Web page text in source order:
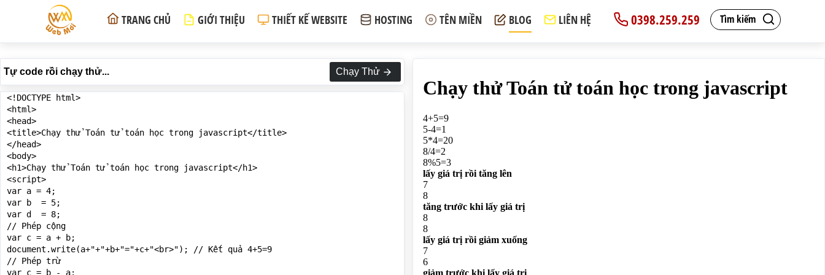
Tìm kiếm
0398.259.259
TRANG CHỦ GIỚI THIỆU THIẾT KẾ WEBSITE HOSTING TÊN MIỀN BLOG LIÊN HỆ
Tự code rồi chạy thử... Chạy Thử
<!DOCTYPE html>
<html>
<head>
<title>Chạy thử Toán tử toán học trong javascript</title>
</head>
<body>
<h1>Chạy thử Toán tử toán học trong javascript</h1>
<script>
var a = 4;
var b  = 5;
var d  = 8;
// Phép cộng
var c = a + b;
document.write(a+"+"+b+"="+c+"<br>"); // Kết quả 4+5=9
// Phép trừ
var c = b - a;